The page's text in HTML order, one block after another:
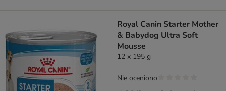
Royal Canin Starter Mother
& Babydog Ultra Soft
Mousse
12 x 195 g
Nie oceniono